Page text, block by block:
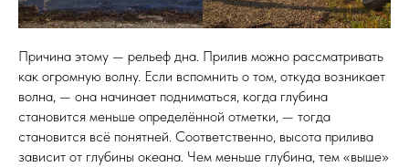
Причина этому — рельеф дна. Прилив можно рассматривать
как огромную волну. Если вспомнить о том, откуда возникает
волна, — она начинает подниматься, когда глубина
становится меньше определённой отметки, — тогда
становится всё понятней. Соответственно, высота прилива
зависит от глубины океана. Чем меньше глубина, тем «выше»